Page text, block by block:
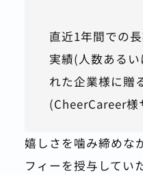
直近1年間での
実績(人数ある
れた企業様に贈
(CheerCareer様
嬉しさを噛み締めな
フィーを授与してい